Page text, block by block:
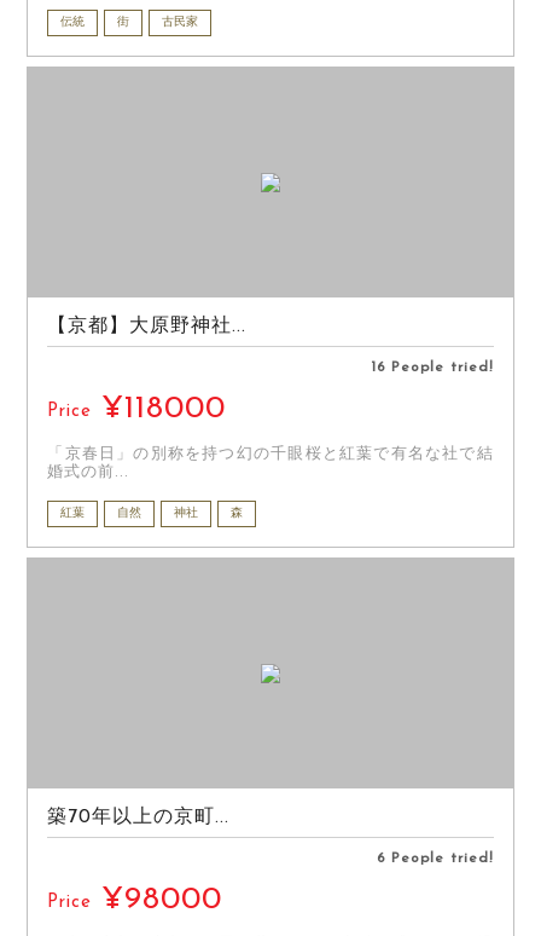
伝統 街 古民家
【京都】大原野神社...
16 People tried!
Price ¥118000
「京春日」の別称を持つ幻の千眼桜と紅葉で有名な社で結
婚式の前...
紅葉 自然 神社 森
築70年以上の京町...
6 People tried!
Price ¥98000